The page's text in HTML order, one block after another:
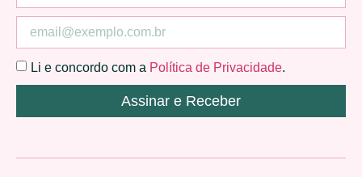
Li e concordo com a Política de Privacidade
Assinar e Receber